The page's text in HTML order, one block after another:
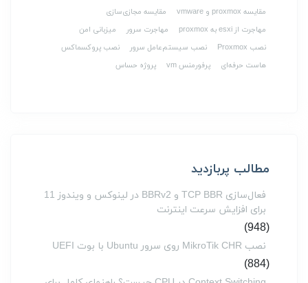
مقایسه proxmox و vmware
مقایسه مجازی‌سازی
مهاجرت از esxi به proxmox
مهاجرت سرور
میزبانی امن
نصب Proxmox
نصب سیستم‌عامل سرور
نصب پروکسماکس
هاست حرفه‌ای
پرفورمنس vm پروژه حساس
مطالب پربازدید
فعال‌سازی TCP BBR و BBRv2 در لینوکس و ویندوز 11
برای افزایش سرعت اینترنت
(948)
نصب MikroTik CHR روی سرور Ubuntu با بوت UEFI
(884)